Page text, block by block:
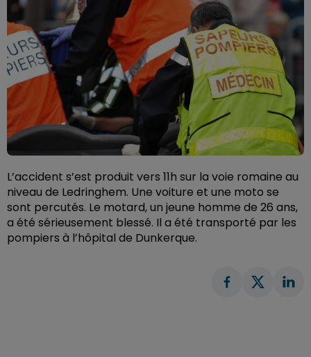
L’accident s’est produit vers 11h sur la voie romaine au
niveau de Ledringhem. Une voiture et une moto se
sont percutés. Le motard, un jeune homme de 26 ans,
a été sérieusement blessé. Il a été transporté par les
pompiers à l’hôpital de Dunkerque.